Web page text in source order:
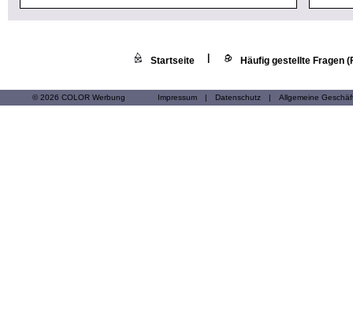
Startseite Häufig gestellte Fragen
© 2026 COLOR Werbung Impressum | Datenschutz | Allgemeine